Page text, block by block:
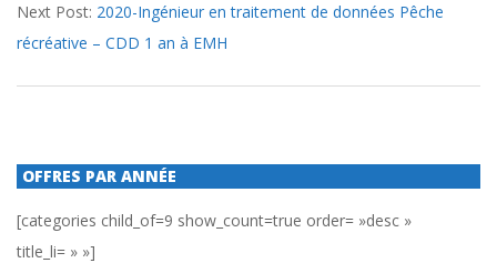
25
Next Post: 2020-Ingénieur en traitement de données Pêche
récréative – CDD 1 an à EMH
OFFRES PAR ANNÉE
[categories child_of=9 show_count=true order= »desc »
title_li= » »]